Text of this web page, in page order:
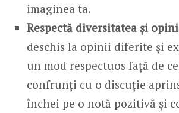
imaginea ta.
Respectă diversitatea și
deschis la opinii diferite și
un mod respectuos față de
confrunți cu o discuție
închei pe o notă pozitivă și